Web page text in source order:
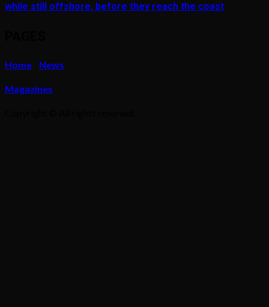
while still offshore, before they reach the coast
Home News
Magazines